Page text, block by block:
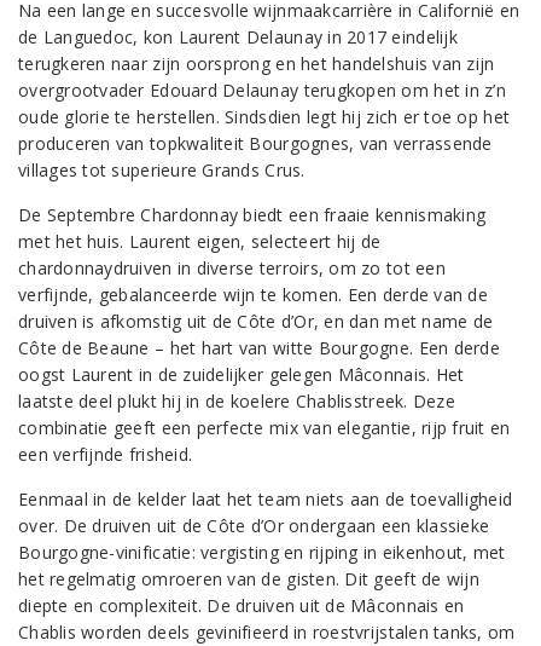
Na een lange en succesvolle wijnmaakcarrière in Californië en
de Languedoc, kon Laurent Delaunay in 2017 eindelijk
terugkeren naar zijn oorsprong en het handelshuis van zijn
overgrootvader Edouard Delaunay terugkopen om het in z’n
oude glorie te herstellen. Sindsdien legt hij zich er toe op het
produceren van topkwaliteit Bourgognes, van verrassende
villages tot superieure Grands Crus.
De Septembre Chardonnay biedt een fraaie kennismaking
met het huis. Laurent eigen, selecteert hij de
chardonnaydruiven in diverse terroirs, om zo tot een
verfijnde, gebalanceerde wijn te komen. Een derde van de
druiven is afkomstig uit de Côte d’Or, en dan met name de
Côte de Beaune – het hart van witte Bourgogne. Een derde
oogst Laurent in de zuidelijker gelegen Mâconnais. Het
laatste deel plukt hij in de koelere Chablisstreek. Deze
combinatie geeft een perfecte mix van elegantie, rijp fruit en
een verfijnde frisheid.
Eenmaal in de kelder laat het team niets aan de toevalligheid
over. De druiven uit de Côte d’Or ondergaan een klassieke
Bourgogne-vinificatie: vergisting en rijping in eikenhout, met
het regelmatig omroeren van de gisten. Dit geeft de wijn
diepte en complexiteit. De druiven uit de Mâconnais en
Chablis worden deels gevinifieerd in roestvrijstalen tanks, om